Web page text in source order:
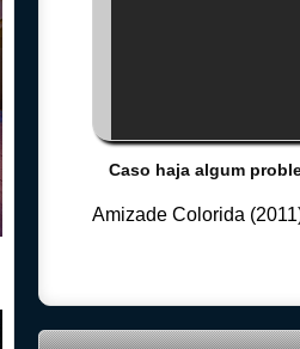
Caso haja algum
Amizade Colorida